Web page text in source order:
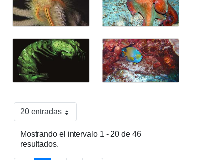
20 entradasPor página
Mostrando el intervalo 1 - 20 de 46
resultados.